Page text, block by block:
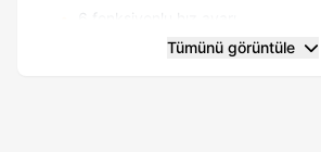
6 fonksiyonlu hız ayarı
4 ayrı farklı masaj başlığı
Tümünü görüntüle